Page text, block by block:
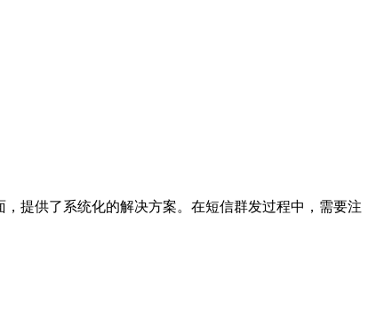
提供了系统化的解决方案。在短信群发过程中，需要注